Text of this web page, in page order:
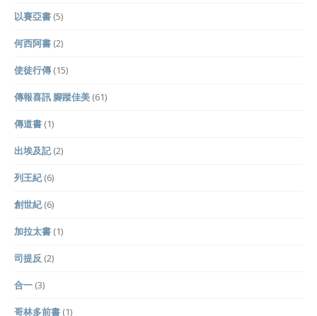
以賽亞書 (5)
何西阿書 (2)
使徒行傳 (15)
傳報喜訊 腳蹤佳美 (61)
傳道書 (1)
出埃及記(2)
列王紀(6)
創世紀(6)
加拉太書 (1)
司提反 (2)
合一 (3)
哥林多前書 (1)